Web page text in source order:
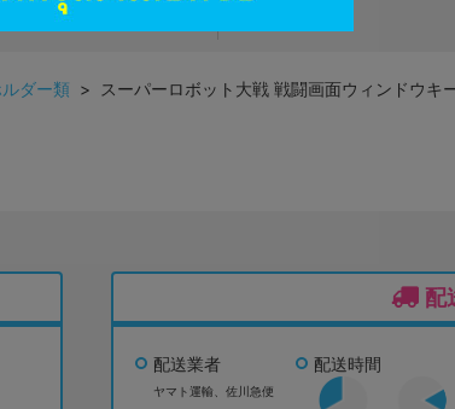
発売イベント
ダー類 > スーパーロボット大戦 戦闘画面ウィンドウキ
配
配送業者
ヤマト運輸、佐川急便
配送時間